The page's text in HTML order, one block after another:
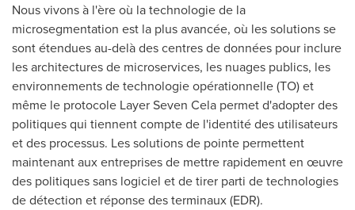
Nous vivons à l'ère où la technologie de la
microsegmentation est la plus avancée, où les solutions se
sont étendues au-delà des centres de données pour inclure
les architectures de microservices, les nuages publics, les
environnements de technologie opérationnelle (TO) et
même le protocole Layer Seven Cela permet d'adopter des
politiques qui tiennent compte de l'identité des utilisateurs
et des processus. Les solutions de pointe permettent
maintenant aux entreprises de mettre rapidement en œuvre
des politiques sans logiciel et de tirer parti de technologies
de détection et réponse des terminaux (EDR).